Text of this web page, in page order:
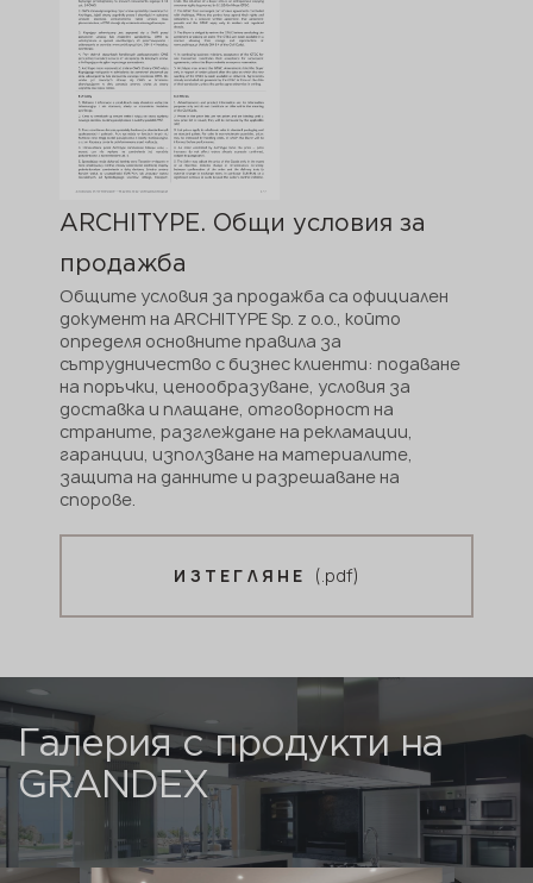
ARCHITYPE. Общи условия за
продажба
Общите условия за продажба са официален
документ на ARCHITYPE Sp. z o.o., който
определя основните правила за
сътрудничество с бизнес клиенти: подаване
на поръчки, ценообразуване, условия за
доставка и плащане, отговорност на
страните, разглеждане на рекламации,
гаранции, използване на материалите,
защита на данните и разрешаване на
спорове.
ИЗТЕГЛЯНЕ (.pdf)
Галерия с продукти на
GRANDEX